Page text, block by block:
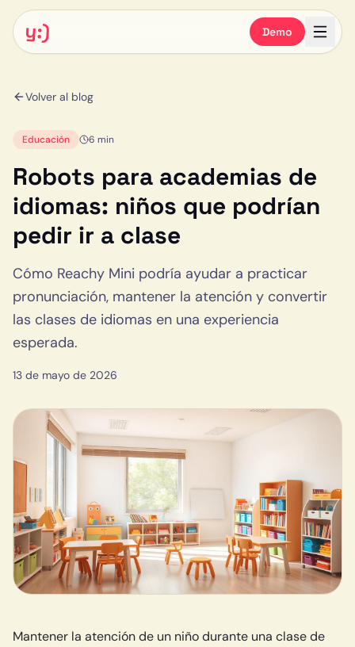
y:) Demo
Volver al blog
Educación 6 min
Robots para academias de
idiomas: niños que podrían
pedir ir a clase
Cómo Reachy Mini podría ayudar a practicar
pronunciación, mantener la atención y convertir
las clases de idiomas en una experiencia
esperada.
13 de mayo de 2026
Mantener la atención de un niño durante una clase de